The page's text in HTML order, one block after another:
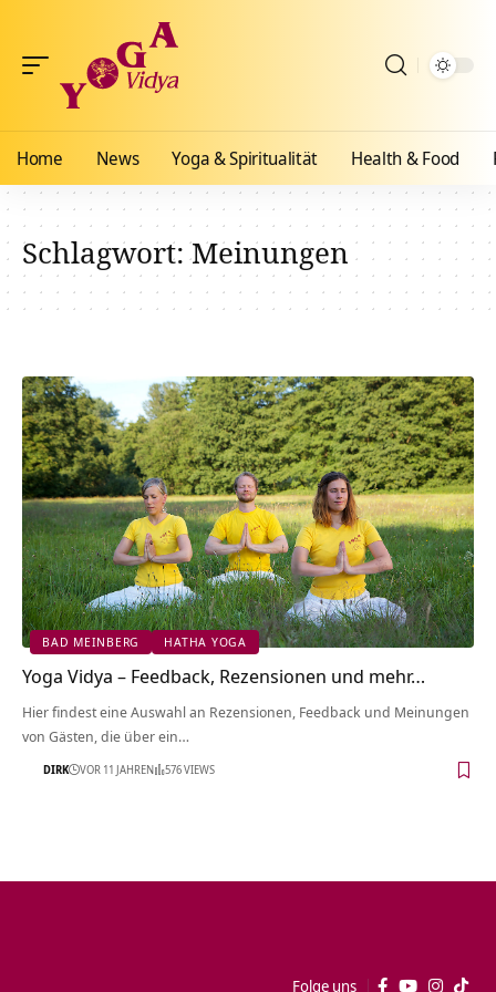
Home News Yoga & Spiritualität Health & Food
Schlagwort:Meinungen
BAD MEINBERG HATHA YOGA
Yoga Vidya – Feedback, Rezensionen und mehr…
Hier findest eine Auswahl an Rezensionen, Feedback und Meinungen
von Gästen, die über ein…
DIRK VOR 11 JAHREN 576 VIEWS
Folge uns